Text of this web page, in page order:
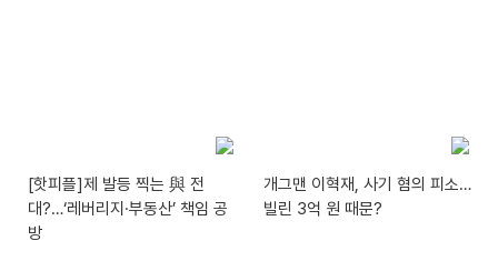
[핫피플]제 발등 찍는 與 전
대?…‘레버리지·부동산’ 책임 공
방
개그맨 이혁재, 사기 혐의 피소…
빌린 3억 원 때문?